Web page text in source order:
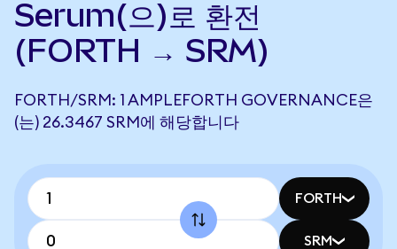
Serum(으)로 환전
(FORTH → SRM)
FORTH/SRM: 1 AMPLEFORTH GOVERNANCE은
(는) 26.3467 SRM에 해당합니다
FORTH
SRM